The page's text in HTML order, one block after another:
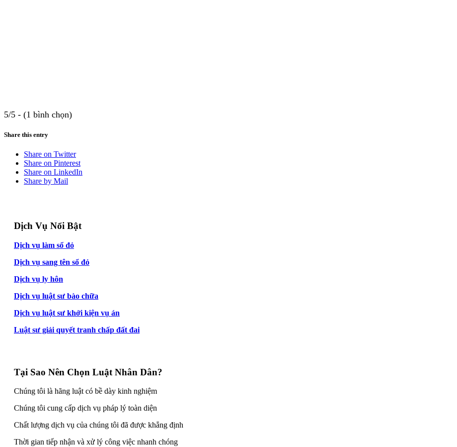
5/5 - (1 bình chọn)
Share this entry
Share on Twitter
Share on Pinterest
Share on LinkedIn
Share by Mail
Dịch Vụ Nổi Bật
Dịch vụ làm sổ đỏ
Dịch vụ sang tên sổ đỏ
Dịch vụ ly hôn
Dịch vụ luật sư bào chữa
Dịch vụ luật sư khởi kiện vụ án
Luật sư giải quyết tranh chấp đất đai
Tại Sao Nên Chọn Luật Nhân Dân?
Chúng tôi là hãng luật có bề dày kinh nghiệm
Chúng tôi cung cấp dịch vụ pháp lý toàn diện
Chất lượng dịch vụ của chúng tôi đã được khẳng định
Thời gian tiếp nhận và xử lý công việc nhanh chóng